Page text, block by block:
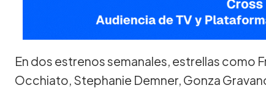
En dos estrenos semanales, estrellas como
Occhiato, Stephanie Demner, Gonza